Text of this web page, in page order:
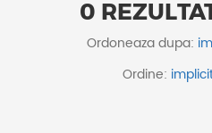
0
Ordoneaza dupa:
Ordine: